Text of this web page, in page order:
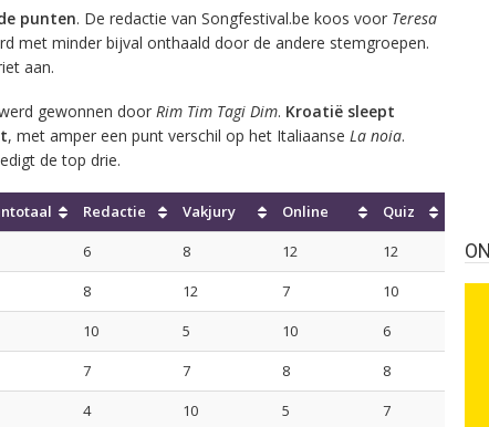
punten. De redactie van Songfestival.be koos voor Teresa
met minder bijval onthaald door de andere stemgroepen.
aan.
gewonnen door Rim Tim Tagi Dim. Kroatië sleept
, met amper een punt verschil op het Italiaanse La noia.
de top drie.
Redactie Vakjury Online
Quiz
6 8 12
12
8 12 7
10
10 5 10
6
7 7 8
8
4 10 5
7